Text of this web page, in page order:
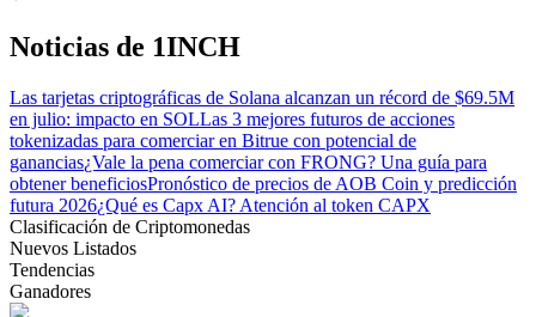
Afiliados de Bitrue
¡Hasta un 65% de comisiones!
Noticias de 1INCH
Las tarjetas criptográficas de Solana alcanzan un récord de $69.5M
en julio: impacto en SOLLas 3 mejores futuros de acciones
tokenizadas para comerciar en Bitrue con potencial de
ganancias¿Vale la pena comerciar con FRONG? Una guía para
obtener beneficiosPronóstico de precios de AOB Coin y predicción
futura 2026¿Qué es Capx AI? Atención al token CAPX
Clasificación de Criptomonedas
Nuevos Listados
Tendencias
Ganadores